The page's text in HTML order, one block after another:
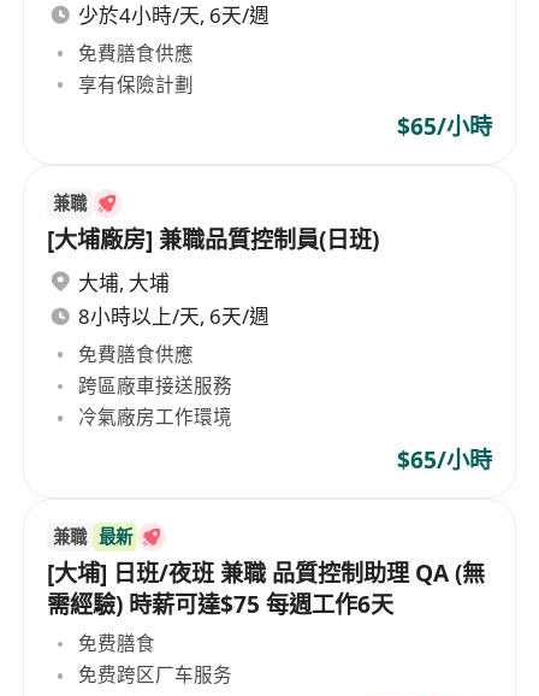
少於4小時/天, 6天/週
免費膳食供應
享有保險計劃
$65/小時
兼職
[大埔廠房] 兼職品質控制員(日班)
大埔, 大埔
8小時以上/天, 6天/週
免費膳食供應
跨區廠車接送服務
冷氣廠房工作環境
$65/小時
兼職 最新
[大埔] 日班/夜班 兼職 品質控制助理 QA (無
需經驗) 時薪可達$75 每週工作6天
免费膳食
免费跨区厂车服务